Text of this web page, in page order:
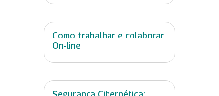
Como trabalhar e colaborar
On-line
Segurança Cibernética: